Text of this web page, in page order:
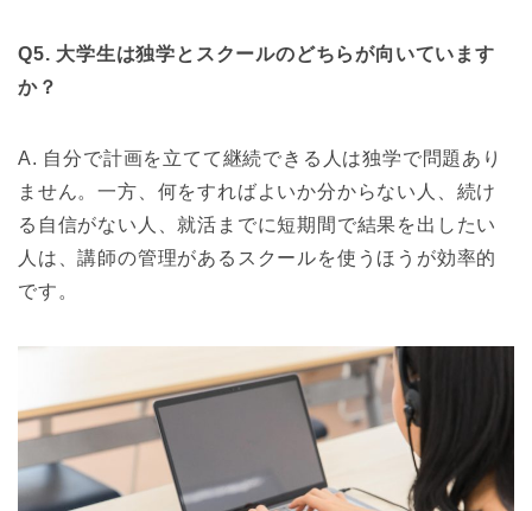
Q5. 大学生は独学とスクールのどちらが向いています
か？
A. 自分で計画を立てて継続できる人は独学で問題あり
ません。一方、何をすればよいか分からない人、続け
る自信がない人、就活までに短期間で結果を出したい
人は、講師の管理があるスクールを使うほうが効率的
です。